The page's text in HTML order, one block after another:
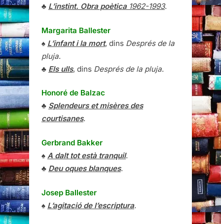
♣ L’instint. Obra poètica1962-1993.
Margarita Ballester
♠ L’infant i la mort, dins Després de la
pluja.
♣ Els ulls, dins Després de la pluja.
Honoré de Balzac
♣ Splendeurs et misères des
courtisanes.
Gerbrand Bakker
♠ A dalt tot està tranquil.
♣ Deu oques blanques.
Josep Ballester
♠ L’agitació de l’escriptura.